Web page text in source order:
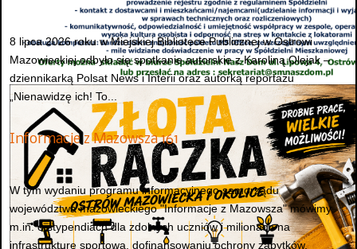
8 lipca 2026 roku w Miejskiej Bibliotece Publicznej w Ostrowi
Mazowieckiej odbyło się spotkanie autorskie z Karoliną Olejak –
dziennikarką Polsat News i Interii oraz autorką reportażu
„Nienawidzę ich! To...
Informacje z Mazowsza 161
W tym wydaniu programu informacyjnego samorządu
województwa mazowieckiego "Informacje z Mazowsza" mówimy
m.in. o stypendiach dla zdolnych uczniów i milionach na
infrastrukturę sportową, dofinansowaniu ochrony zabytków,